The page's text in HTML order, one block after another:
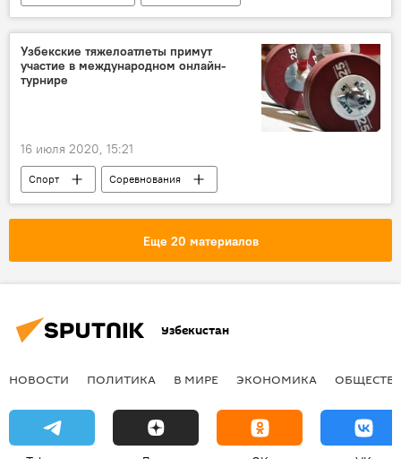
Центральный банк Республики Узбекистан
курс валюты
Узбекские тяжелоатлеты примут
участие в международном онлайн-
турнире
16 июля 2020, 15:21
Спорт
Соревнования
Тяжелая атлетика
министерство спорта
Еще 20 материалов
Узбекистан
НОВОСТИ ПОЛИТИКА В МИРЕ ЭКОНОМИКА